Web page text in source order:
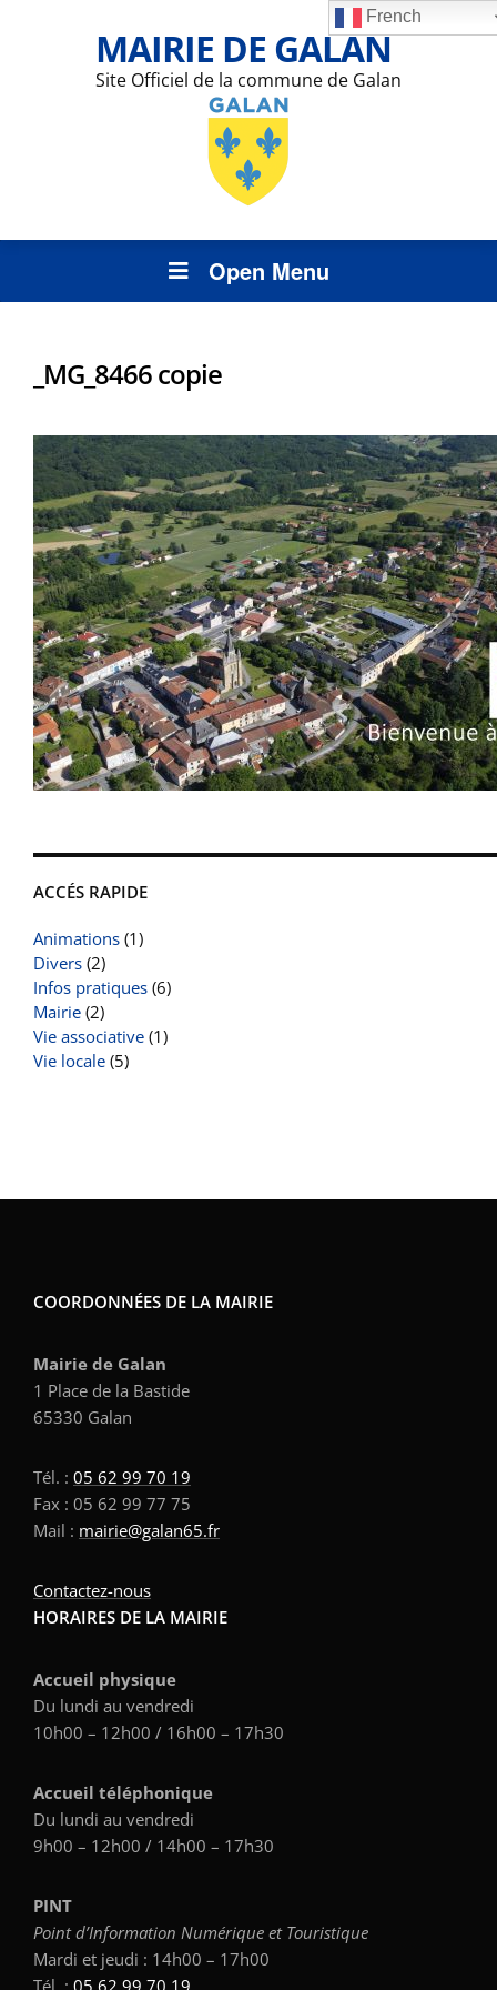
MAIRIE DE GALAN
Site Officiel de la commune de Galan
Open Menu
ACCÉS RAPIDE
Animations (1)
Divers (2)
Infos pratiques (6)
Mairie (2)
Vie associative (1)
Vie locale (5)
_MG_8466 copie
COORDONNÉES DE LA MAIRIE
Mairie de Galan
1 Place de la Bastide
65330 Galan
Tél. : 05 62 99 70 19
Fax : 05 62 99 77 75
Mail : mairie@galan65.fr
Contactez-nous
HORAIRES DE LA MAIRIE
Accueil physique
Du lundi au vendredi
10h00 – 12h00 / 16h00 – 17h30
Accueil téléphonique
Du lundi au vendredi
9h00 – 12h00 / 14h00 – 17h30
PINT
Point d’Information Numérique et Touristique
Mardi et jeudi : 14h00 – 17h00
Tél. : 05 62 99 70 19
French